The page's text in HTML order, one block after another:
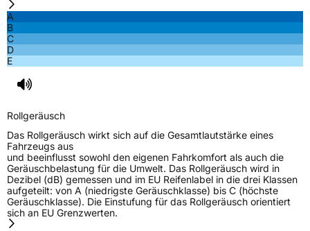
A
B
C
D
E
Rollgeräusch
Das Rollgeräusch wirkt sich auf die Gesamtlautstärke eines
Fahrzeugs aus
und beeinflusst sowohl den eigenen Fahrkomfort als auch die
Geräuschbelastung für die Umwelt. Das Rollgeräusch wird in
Dezibel (dB) gemessen und im EU Reifenlabel in die drei Klassen
aufgeteilt: von A (niedrigste Geräuschklasse) bis C (höchste
Geräuschklasse). Die Einstufung für das Rollgeräusch orientiert
sich an EU Grenzwerten.